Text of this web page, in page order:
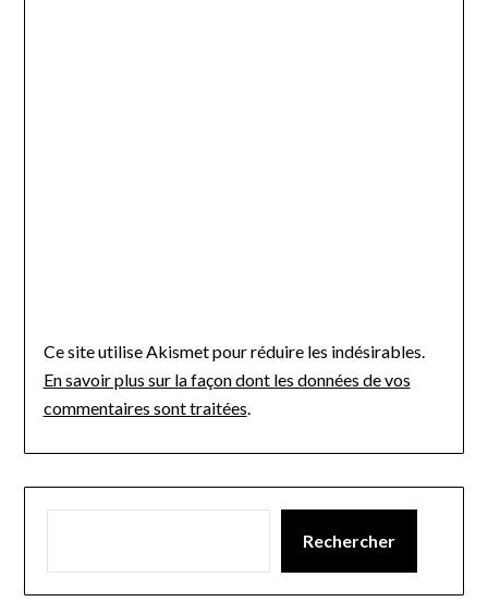
Ce site utilise Akismet pour réduire les indésirables.
En savoir plus sur la façon dont les données de vos
commentaires sont traitées.
Rechercher